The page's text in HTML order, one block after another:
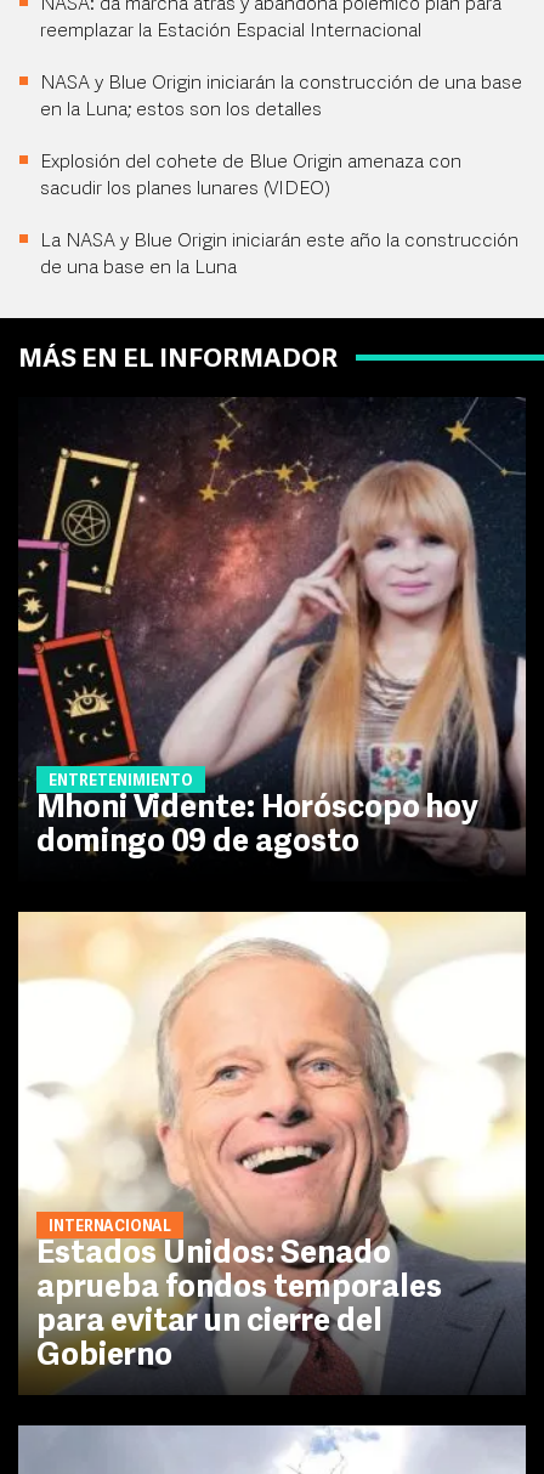
NASA: da marcha atrás y abandona polémico plan para
reemplazar la Estación Espacial Internacional
NASA y Blue Origin iniciarán la construcción de una base
en la Luna; estos son los detalles
Explosión del cohete de Blue Origin amenaza con
sacudir los planes lunares (VIDEO)
La NASA y Blue Origin iniciarán este año la construcción
de una base en la Luna
MÁS EN EL INFORMADOR
ENTRETENIMIENTO
Mhoni Vidente: Horóscopo hoy
domingo 09 de agosto
INTERNACIONAL
Estados Unidos: Senado
aprueba fondos temporales
para evitar un cierre del
Gobierno